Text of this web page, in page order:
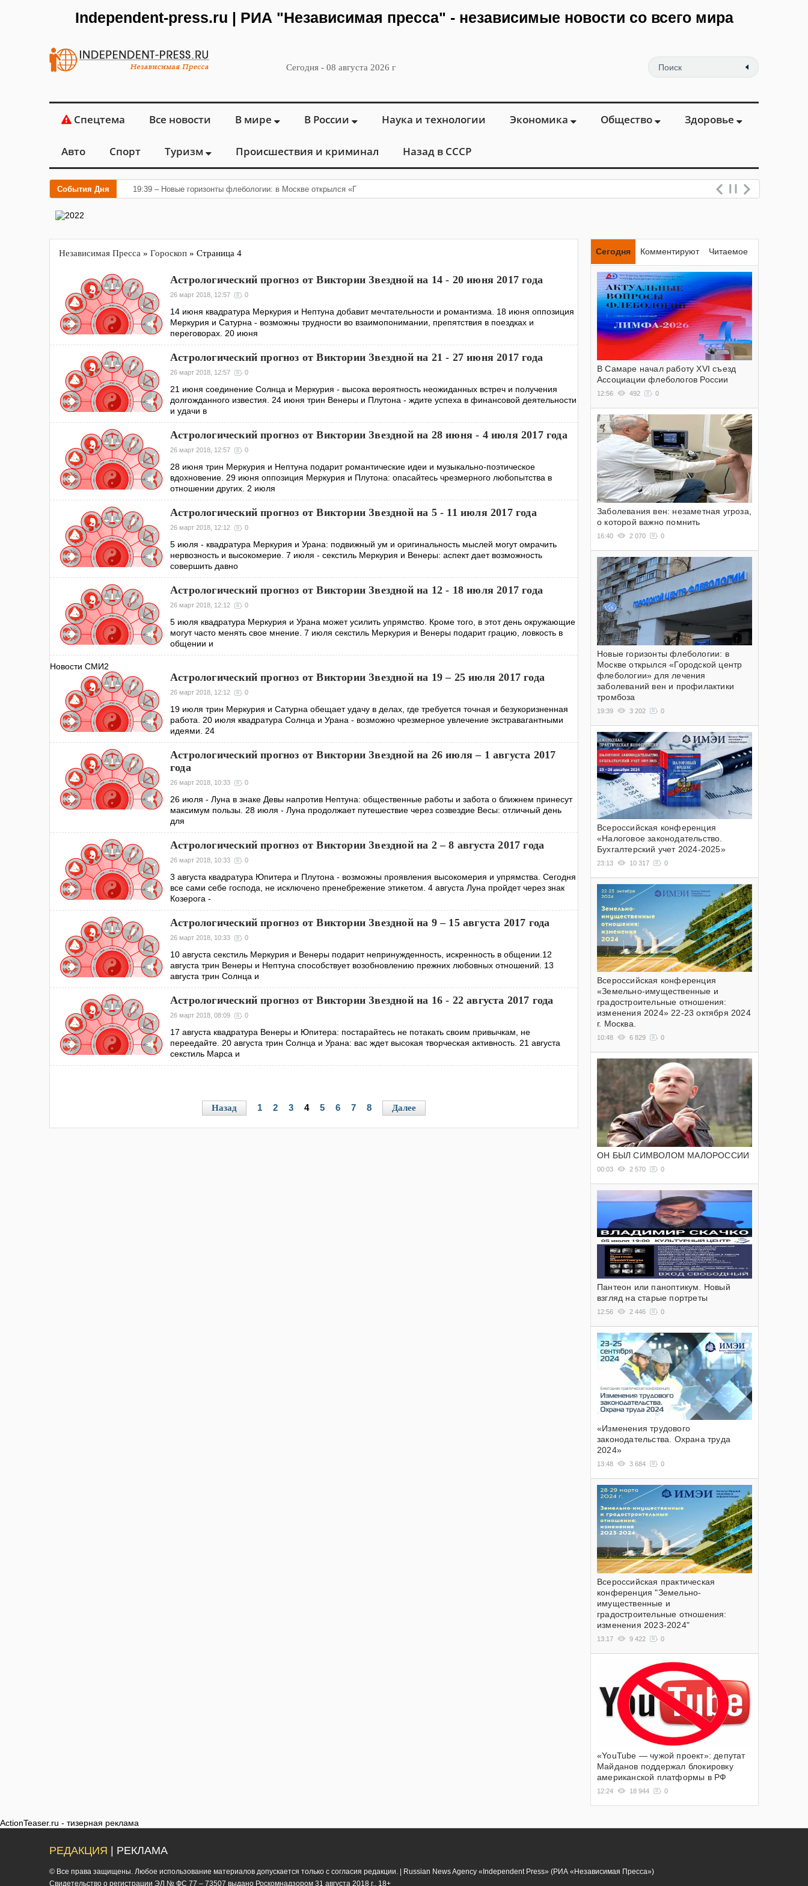
Independent-press.ru | РИА "Независимая пресса" - независимые новости со всего мира
Сегодня - 08 августа 2026 г
Спецтема Все новости В мире В России Наука и технологии Экономика Общество Здоровье
Авто Спорт Туризм Происшествия и криминал Назад в СССР
События Дня 19:39 – Новые горизонты флебологии: в Москве открылся «Городской центр флебологии»
Независимая Пресса » Гороскоп » Страница 4
Астрологический прогноз от Виктории Звездной на 14 - 20 июня 2017 года
26 март 2018, 12:57 0
14 июня квадратура Меркурия и Нептуна добавит мечтательности и романтизма. 18 июня оппозиция
Меркурия и Сатурна - возможны трудности во взаимопонимании, препятствия в поездках и
переговорах. 20 июня
Астрологический прогноз от Виктории Звездной на 21 - 27 июня 2017 года
26 март 2018, 12:57 0
21 июня соединение Солнца и Меркурия - высока вероятность неожиданных встреч и получения
долгожданного известия. 24 июня трин Венеры и Плутона - ждите успеха в финансовой деятельности
и удачи в
Астрологический прогноз от Виктории Звездной на 28 июня - 4 июля 2017 года
26 март 2018, 12:57 0
28 июня трин Меркурия и Нептуна подарит романтические идеи и музыкально-поэтическое
вдохновение. 29 июня оппозиция Меркурия и Плутона: опасайтесь чрезмерного любопытства в
отношении других. 2 июля
Астрологический прогноз от Виктории Звездной на 5 - 11 июля 2017 года
26 март 2018, 12:12 0
5 июля - квадратура Меркурия и Урана: подвижный ум и оригинальность мыслей могут омрачить
нервозность и высокомерие. 7 июля - секстиль Меркурия и Венеры: аспект дает возможность
совершить давно
Астрологический прогноз от Виктории Звездной на 12 - 18 июля 2017 года
26 март 2018, 12:12 0
5 июля квадратура Меркурия и Урана может усилить упрямство. Кроме того, в этот день окружающие
могут часто менять свое мнение. 7 июля секстиль Меркурия и Венеры подарит грацию, ловкость в
общении и
Новости СМИ2
Астрологический прогноз от Виктории Звездной на 19 – 25 июля 2017 года
26 март 2018, 12:12 0
19 июля трин Меркурия и Сатурна обещает удачу в делах, где требуется точная и безукоризненная
работа. 20 июля квадратура Солнца и Урана - возможно чрезмерное увлечение экстравагантными
идеями. 24
Астрологический прогноз от Виктории Звездной на 26 июля – 1 августа 2017
года
26 март 2018, 10:33 0
26 июля - Луна в знаке Девы напротив Нептуна: общественные работы и забота о ближнем принесут
максимум пользы. 28 июля - Луна продолжает путешествие через созвездие Весы: отличный день
для
Астрологический прогноз от Виктории Звездной на 2 – 8 августа 2017 года
26 март 2018, 10:33 0
3 августа квадратура Юпитера и Плутона - возможны проявления высокомерия и упрямства. Сегодня
все сами себе господа, не исключено пренебрежение этикетом. 4 августа Луна пройдет через знак
Козерога -
Астрологический прогноз от Виктории Звездной на 9 – 15 августа 2017 года
26 март 2018, 10:33 0
10 августа секстиль Меркурия и Венеры подарит непринужденность, искренность в общении.12
августа трин Венеры и Нептуна способствует возобновлению прежних любовных отношений. 13
августа трин Солнца и
Астрологический прогноз от Виктории Звездной на 16 - 22 августа 2017 года
26 март 2018, 08:09 0
17 августа квадратура Венеры и Юпитера: постарайтесь не потакать своим привычкам, не
переедайте. 20 августа трин Солнца и Урана: вас ждет высокая творческая активность. 21 августа
секстиль Марса и
Назад 1 2 3 4 5 6 7 8 Далее
Сегодня Комментируют Читаемое
В Самаре начал работу XVI съезд
Ассоциации флебологов России
12:56 492 0
Заболевания вен: незаметная угроза,
о которой важно помнить
16:40 2 070 0
Новые горизонты флебологии: в
Москве открылся «Городской центр
флебологии» для лечения
заболеваний вен и профилактики
тромбоза
19:39 3 202 0
Всероссийская конференция
«Налоговое законодательство.
Бухгалтерский учет 2024-2025»
23:13 10 317 0
Всероссийская конференция
«Земельно-имущественные и
градостроительные отношения:
изменения 2024» 22-23 октября 2024
г. Москва.
10:48 6 829 0
ОН БЫЛ СИМВОЛОМ МАЛОРОССИИ
00:03 2 570 0
Пантеон или паноптикум. Новый
взгляд на старые портреты
12:56 2 446 0
«Изменения трудового
законодательства. Охрана труда
2024»
13:48 3 684 0
Всероссийская практическая
конференция "Земельно-
имущественные и
градостроительные отношения:
изменения 2023-2024"
13:17 9 422 0
«YouTube — чужой проект»: депутат
Майданов поддержал блокировку
американской платформы в РФ
12:24 18 944 0
ActionTeaser.ru - тизерная реклама
РЕДАКЦИЯ | РЕКЛАМА
© Все права защищены. Любое использование материалов допускается только с согласия редакции. | Russian News Agency «Independent Press» (РИА «Независимая Пресса»)
Cвидетельство о регистрации ЭЛ № ФС 77 – 73507 выдано Роскомнадзором 31 августа 2018 г.. 18+